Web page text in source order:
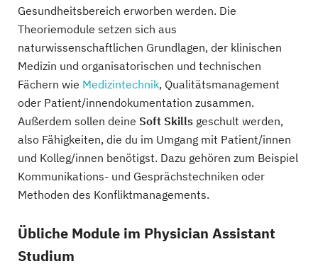
Gesundheitsbereich erworben werden. Die
Theoriemodule setzen sich aus
naturwissenschaftlichen Grundlagen, der klinischen
Medizin und organisatorischen und technischen
Fächern wie Medizintechnik, Qualitätsmanagement
oder Patient/innendokumentation zusammen.
Außerdem sollen deine Soft Skills geschult werden,
also Fähigkeiten, die du im Umgang mit Patient/innen
und Kolleg/innen benötigst. Dazu gehören zum Beispiel
Kommunikations- und Gesprächstechniken oder
Methoden des Konfliktmanagements.
Übliche Module im Physician Assistant
Studium